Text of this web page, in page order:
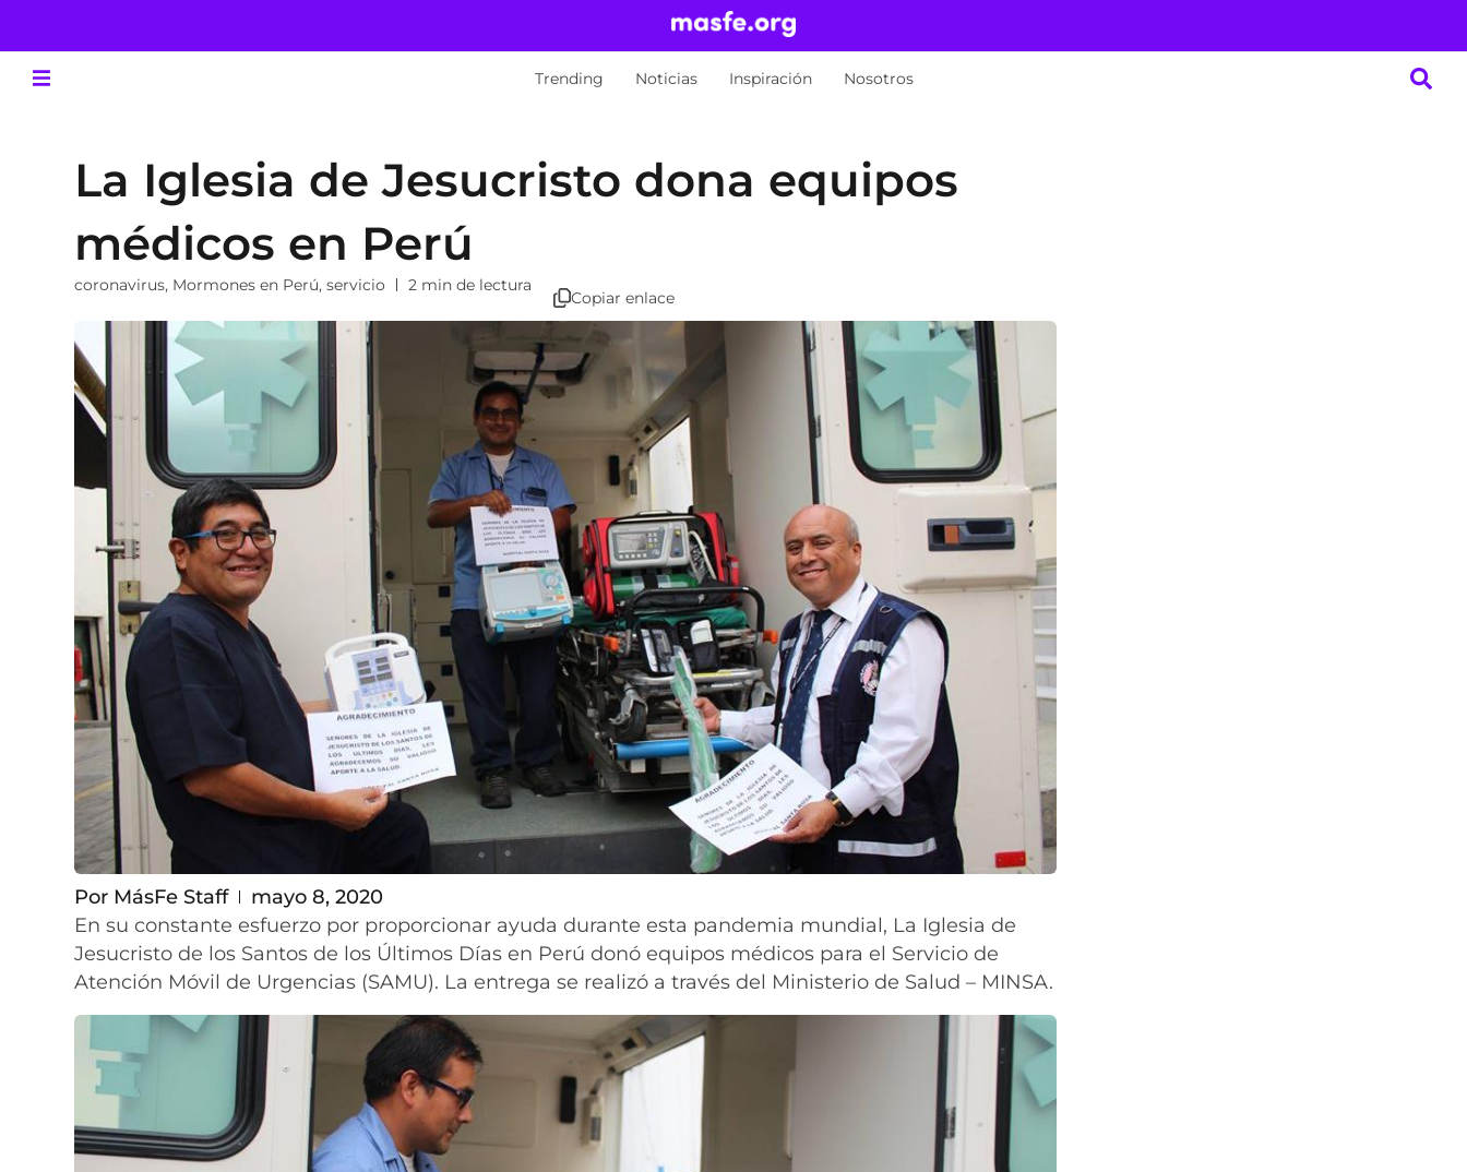
Trending Noticias Inspiración Nosotros
La Iglesia de Jesucristo dona equipos
médicos en Perú
coronavirus, Mormones en Perú,servicio 2 min de lectura
Copiar enlace
Por MásFe Staff
mayo 8, 2020
En su constante esfuerzo por proporcionar ayuda durante esta pandemia mundial, La Iglesia de
Jesucristo de los Santos de los Últimos Días en Perú donó equipos médicos para el Servicio de
Atención Móvil de Urgencias (SAMU). La entrega se realizó a través del Ministerio de Salud – MINSA.